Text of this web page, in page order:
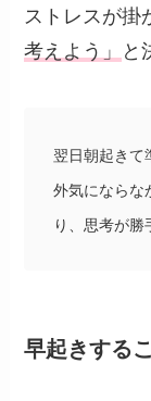
ストレスが掛
考えよう」
と
翌日朝起きて
外気にならな
り、思考が勝
早起きする